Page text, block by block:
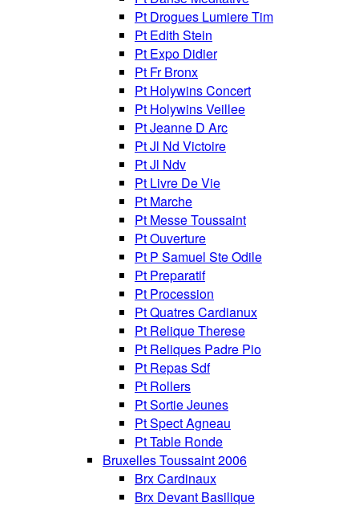
Pt Drogues Lumiere Tim
Pt Edith Stein
Pt Expo Didier
Pt Fr Bronx
Pt Holywins Concert
Pt Holywins Veillee
Pt Jeanne D Arc
Pt Jl Nd Victoire
Pt Jl Ndv
Pt Livre De Vie
Pt Marche
Pt Messe Toussaint
Pt Ouverture
Pt P Samuel Ste Odile
Pt Preparatif
Pt Procession
Pt Quatres Cardianux
Pt Relique Therese
Pt Reliques Padre Pio
Pt Repas Sdf
Pt Rollers
Pt Sortie Jeunes
Pt Spect Agneau
Pt Table Ronde
Bruxelles Toussaint 2006
Brx Cardinaux
Brx Devant Basilique